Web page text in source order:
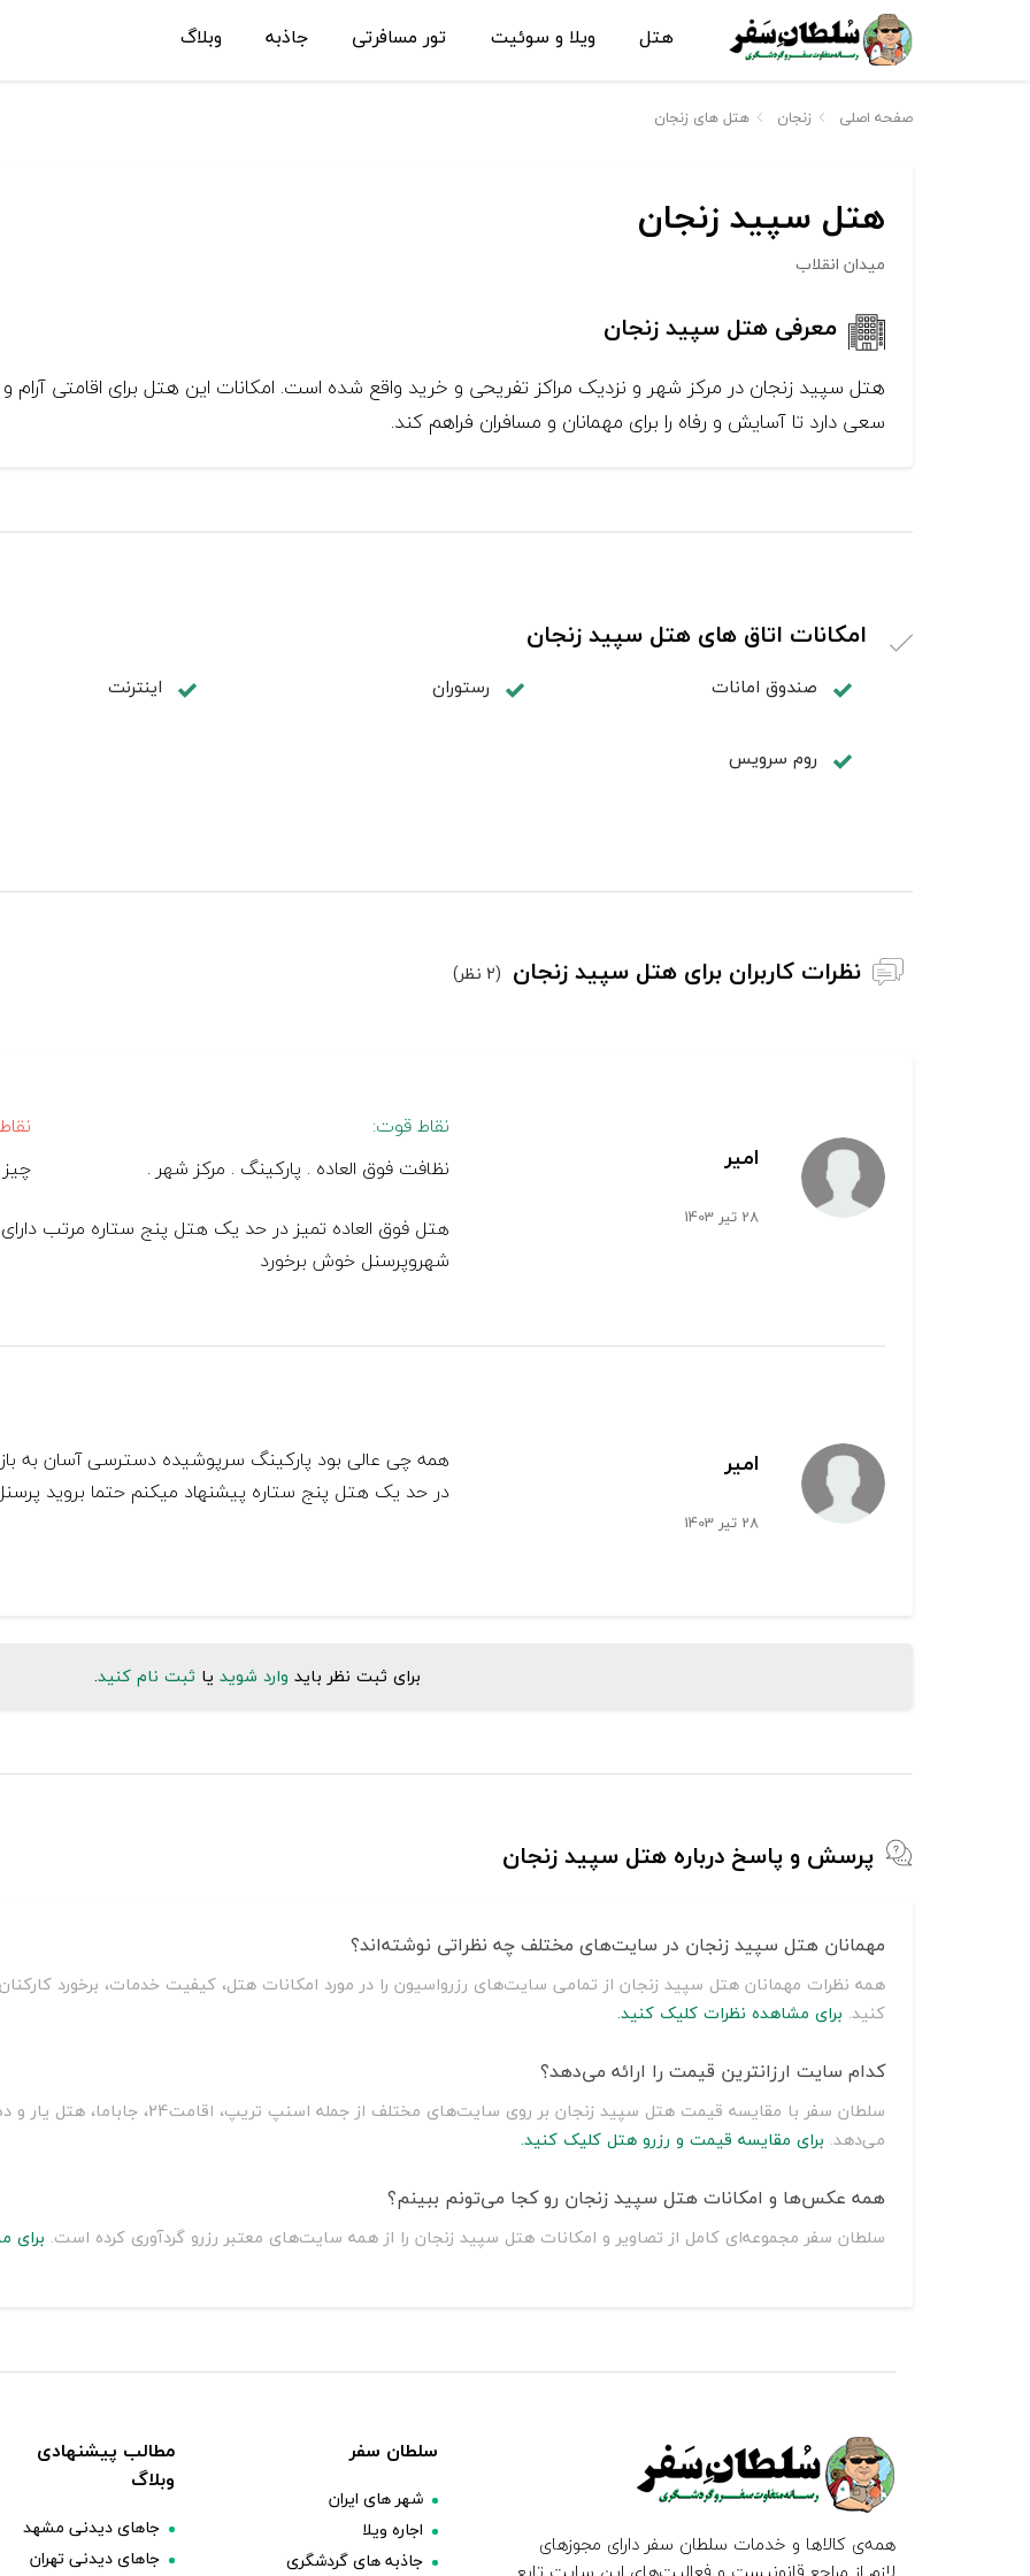
هتل ویلا و سوئیت تور مسافرتی جاذبه وبلاگ
صفحه اصلی زنجان هتل های زنجان
هتل سپید زنجان
میدان انقلاب
معرفی هتل سپید زنجان
هتل سپید زنجان در مرکز شهر و نزدیک مراکز تفریحی و خرید واقع شده است. امکانات این هتل برای اقامتی
سعی دارد تا آسایش و رفاه را برای مهمانان و مسافران فراهم کند.
امکانات اتاق های هتل سپید زنجان
صندوق امانات رستوران اینترنت
روم سرويس
نظرات کاربران برای هتل سپید زنجان (2 نظر)
امیر
28 تیر 1403
نقاط قوت:
نظافت فوق العاده . پارکینگ . مرکز شهر .
هتل فوق العاده تمیز در حد یک هتل پنج ستاره مرتب
شهروپرسنل خوش برخورد
امیر
28 تیر 1403
همه چی عالی بود پارکینگ سرپوشیده دسترسی آسان به
در حد یک هتل پنج ستاره پیشنهاد میکنم حتما بروید
برای ثبت نظر باید وارد شوید یا ثبت نام کنید.
پرسش و پاسخ درباره هتل سپید زنجان
مهمانان هتل سپید زنجان در سایت‌های مختلف چه نظراتی نوشته‌اند؟
همه نظرات مهمانان هتل سپید زنجان از تمامی سایت‌های رزرواسیون را در مورد امکانات هتل، کیفیت خدمات، برخورد
کنید. برای مشاهده نظرات کلیک کنید.
کدام سایت ارزانترین قیمت را ارائه می‌دهد؟
سلطان سفر با مقایسه قیمت هتل سپید زنجان بر
می‌دهد. برای مقایسه قیمت و رزرو هتل کلیک کنید.
همه عکس‌ها و امکانات هتل سپید زنجان رو کجا می‌تونم ببینم؟
سلطان سفر مجموعه‌ای کامل از تصاویر و امکانات هتل سپید زنجان را از همه سایت‌های معتبر رزرو گردآوری کرده است. برای
همه‌ی کالاها و خدمات سلطان سفر دارای مجوزهای
سلطان سفر
شهر های ایران
اجاره ویلا
جاذبه های گردشگری
مطالب پیشنهادی
وبلاگ
جاهای دیدنی مشهد
جاهای دیدنی تهران